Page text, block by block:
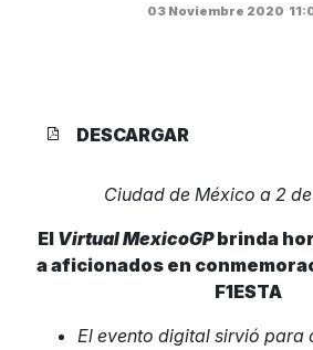
03 Noviembre 2020
DESCARGAR
Ciudad de México a 2
El Virtual MexicoGPbrinda
a aficionados en
F1ESTA
El evento digital sirvió para